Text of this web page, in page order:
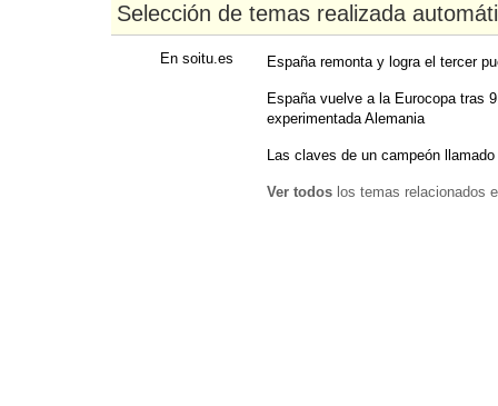
Selección de temas realizada
En soitu.es España remonta y logra el tercer
España vuelve a la Eurocopa tras
experimentada Alemania
Las claves de un campeón
Ver todos los temas relacionados